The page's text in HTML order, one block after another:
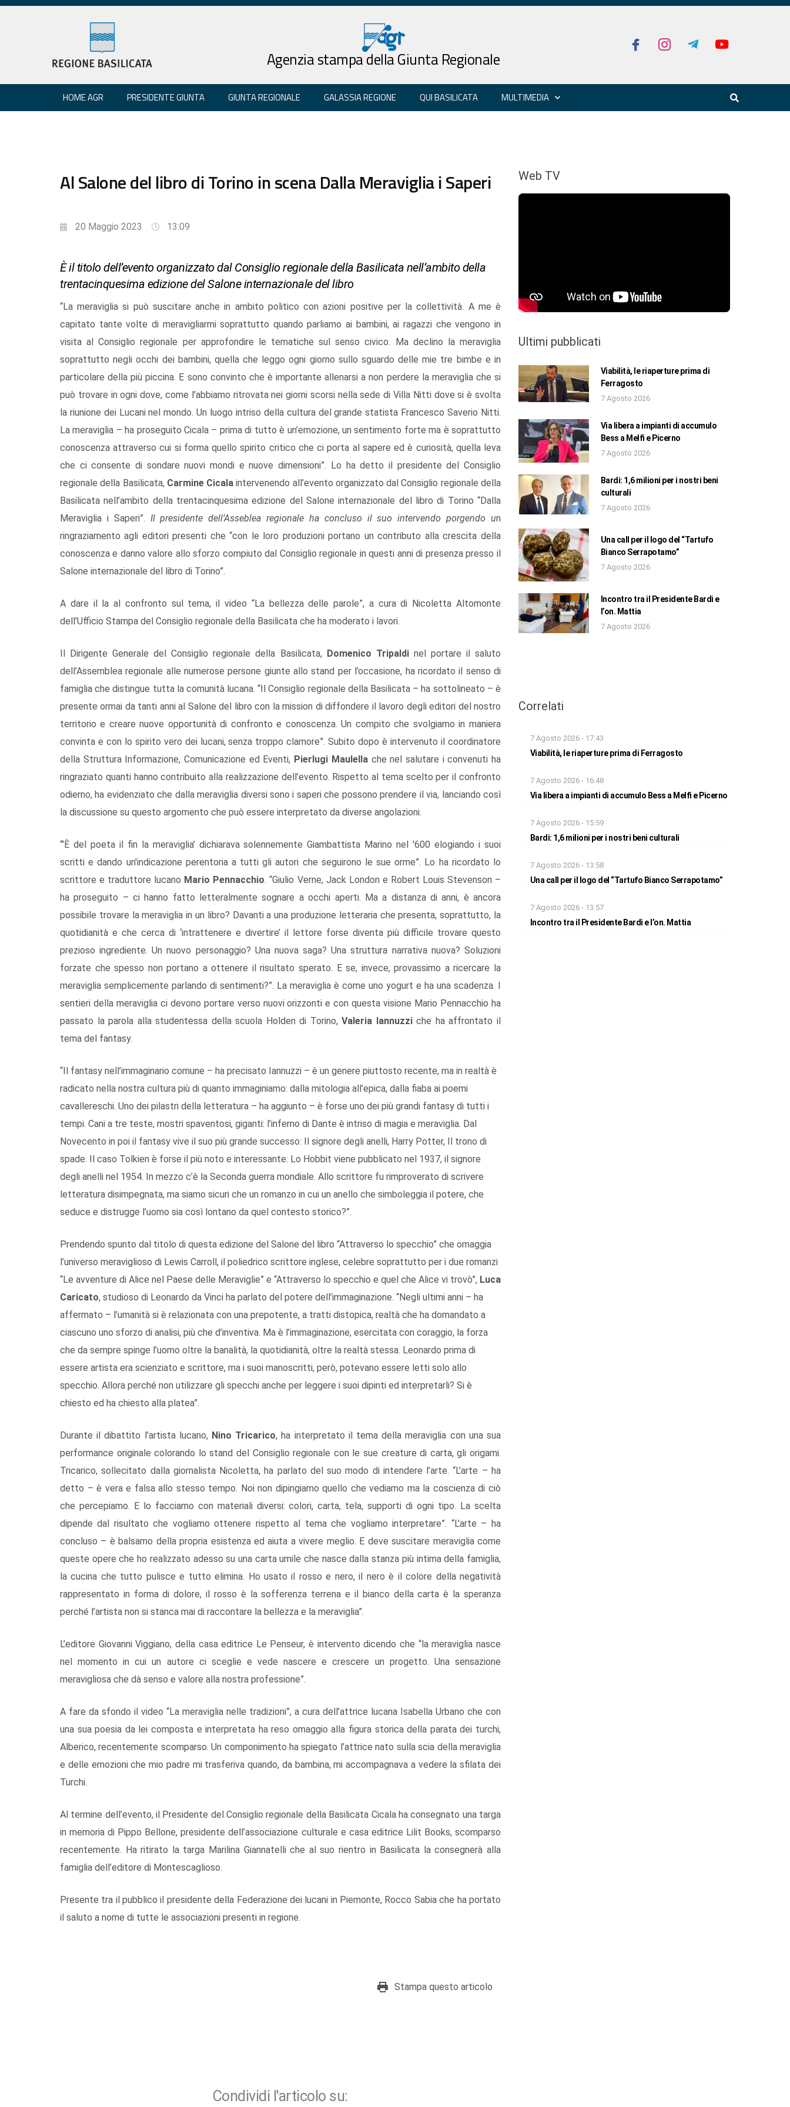
Agenzia stampa della Giunta Regionale
HOME AGR PRESIDENTE GIUNTA GIUNTA REGIONALE GALASSIA REGIONE QUI BASILICATA MULTIMEDIA
Al Salone del libro di Torino in scena Dalla Meraviglia i Saperi
20 Maggio 2023 13:09
È il titolo dell’evento organizzato dal Consiglio regionale della Basilicata nell’ambito della
trentacinquesima edizione del Salone internazionale del libro
“La meraviglia si può suscitare anche in ambito politico con azioni positive per la collettività. A me è
capitato tante volte di meravigliarmi soprattutto quando parliamo ai bambini, ai ragazzi che vengono in
visita al Consiglio regionale per approfondire le tematiche sul senso civico. Ma declino la meraviglia
soprattutto negli occhi dei bambini, quella che leggo ogni giorno sullo sguardo delle mie tre bimbe e in
particolare della più piccina. E sono convinto che è importante allenarsi a non perdere la meraviglia che si
può trovare in ogni dove, come l’abbiamo ritrovata nei giorni scorsi nella sede di Villa Nitti dove si è svolta
la riunione dei Lucani nel mondo. Un luogo intriso della cultura del grande statista Francesco Saverio Nitti.
La meraviglia – ha proseguito Cicala – prima di tutto è un’emozione, un sentimento forte ma è soprattutto
conoscenza attraverso cui si forma quello spirito critico che ci porta al sapere ed è curiosità, quella leva
che ci consente di sondare nuovi mondi e nuove dimensioni”. Lo ha detto il presidente del Consiglio
regionale della Basilicata, Carmine Cicala intervenendo all’evento organizzato dal Consiglio regionale della
Basilicata nell’ambito della trentacinquesima edizione del Salone internazionale del libro di Torino “Dalla
Meraviglia i Saperi”. Il presidente dell’Asseblea regionale ha concluso il suo intervendo porgendo un
ringraziamento agli editori presenti che “con le loro produzioni portano un contributo alla crescita della
conoscenza e danno valore allo sforzo compiuto dal Consiglio regionale in questi anni di presenza presso il
Salone internazionale del libro di Torino”.
A dare il la al confronto sul tema, il video “La bellezza delle parole”, a cura di Nicoletta Altomonte
dell’Ufficio Stampa del Consiglio regionale della Basilicata che ha moderato i lavori.
Il Dirigente Generale del Consiglio regionale della Basilicata,Domenico Tripaldinel portare il saluto
dell’Assemblea regionale alle numerose persone giunte allo stand per l’occasione, ha ricordato il senso di
famiglia che distingue tutta la comunità lucana. “Il Consiglio regionale della Basilicata – ha sottolineato – è
presente ormai da tanti anni al Salone del libro con la mission di diffondere il lavoro degli editori del nostro
territorio e creare nuove opportunità di confronto e conoscenza. Un compito che svolgiamo in maniera
convinta e con lo spirito vero dei lucani, senza troppo clamore”. Subito dopo è intervenuto il coordinatore
della Struttura Informazione, Comunicazione ed Eventi, Pierlugi Maulellache nel salutare i convenuti ha
ringraziato quanti hanno contribuito alla realizzazione dell’evento. Rispetto al tema scelto per il confronto
odierno, ha evidenziato che dalla meraviglia diversi sono i saperi che possono prendere il via, lanciando così
la discussione su questo argomento che può essere interpretato da diverse angolazioni.
“’È del poeta il fin la meraviglia’ dichiarava solennemente Giambattista Marino nel '600 elogiando i suoi
scritti e dando un'indicazione perentoria a tutti gli autori che seguirono le sue orme”. Lo ha ricordato lo
scrittore e traduttore lucano Mario Pennacchio. “Giulio Verne, Jack London e Robert Louis Stevenson –
ha proseguito – ci hanno fatto letteralmente sognare a occhi aperti. Ma a distanza di anni, è ancora
possibile trovare la meraviglia in un libro? Davanti a una produzione letteraria che presenta, soprattutto, la
quotidianità e che cerca di ‘intrattenere e divertire’ il lettore forse diventa più difficile trovare questo
prezioso ingrediente. Un nuovo personaggio? Una nuova saga? Una struttura narrativa nuova? Soluzioni
forzate che spesso non portano a ottenere il risultato sperato. E se, invece, provassimo a ricercare la
meraviglia semplicemente parlando di sentimenti?”. La meraviglia è come uno yogurt e ha una scadenza. I
sentieri della meraviglia ci devono portare verso nuovi orizzonti e con questa visione Mario Pennacchio ha
passato la parola alla studentessa della scuola Holden di Torino,Valeria Iannuzziche ha affrontato il
tema del fantasy.
“Il fantasy nell’immaginario comune – ha precisato Iannuzzi – è un genere piuttosto recente, ma in realtà è
radicato nella nostra cultura più di quanto immaginiamo: dalla mitologia all’epica, dalla fiaba ai poemi
cavallereschi. Uno dei pilastri della letteratura – ha aggiunto – è forse uno dei più grandi fantasy di tutti i
tempi. Cani a tre teste, mostri spaventosi, giganti: l’inferno di Dante è intriso di magia e meraviglia. Dal
Novecento in poi il fantasy vive il suo più grande successo: Il signore degli anelli, Harry Potter, Il trono di
spade. Il caso Tolkien è forse il più noto e interessante: Lo Hobbit viene pubblicato nel 1937, il signore
degli anelli nel 1954. In mezzo c’è la Seconda guerra mondiale. Allo scrittore fu rimproverato di scrivere
letteratura disimpegnata, ma siamo sicuri che un romanzo in cui un anello che simboleggia il potere, che
seduce e distrugge l’uomo sia così lontano da quel contesto storico?”.
Prendendo spunto dal titolo di questa edizione del Salone del libro “Attraverso lo specchio” che omaggia
l’universo meraviglioso di Lewis Carroll, il poliedrico scrittore inglese, celebre soprattutto per i due romanzi
“Le avventure di Alice nel Paese delle Meraviglie” e “Attraverso lo specchio e quel che Alice vi trovò”, Luca
Caricato, studioso di Leonardo da Vinci ha parlato del potere dell’immaginazione. “Negli ultimi anni – ha
affermato – l’umanità si è relazionata con una prepotente, a tratti distopica, realtà che ha domandato a
ciascuno uno sforzo di analisi, più che d’inventiva. Ma è l’immaginazione, esercitata con coraggio, la forza
che da sempre spinge l’uomo oltre la banalità, la quotidianità, oltre la realtà stessa. Leonardo prima di
essere artista era scienziato e scrittore, ma i suoi manoscritti, però, potevano essere letti solo allo
specchio. Allora perché non utilizzare gli specchi anche per leggere i suoi dipinti ed interpretarli? Si è
chiesto ed ha chiesto alla platea”.
Durante il dibattito l’artista lucano, Nino Tricarico, ha interpretato il tema della meraviglia con una sua
performance originale colorando lo stand del Consiglio regionale con le sue creature di carta, gli origami.
Tricarico, sollecitato dalla giornalista Nicoletta, ha parlato del suo modo di intendere l’arte. “L’arte – ha
detto – è vera e falsa allo stesso tempo. Noi non dipingiamo quello che vediamo ma la coscienza di ciò
che percepiamo. E lo facciamo con materiali diversi: colori, carta, tela, supporti di ogni tipo. La scelta
dipende dal risultato che vogliamo ottenere rispetto al tema che vogliamo interpretare”. “L’arte – ha
concluso – è balsamo della propria esistenza ed aiuta a vivere meglio. E deve suscitare meraviglia come
queste opere che ho realizzato adesso su una carta umile che nasce dalla stanza più intima della famiglia,
la cucina che tutto pulisce e tutto elimina. Ho usato il rosso e nero, il nero è il colore della negatività
rappresentato in forma di dolore, il rosso è la sofferenza terrena e il bianco della carta è la speranza
perché l’artista non si stanca mai di raccontare la bellezza e la meraviglia”.
L’editore Giovanni Viggiano, della casa editrice Le Penseur, è intervento dicendo che “la meraviglia nasce
nel momento in cui un autore ci sceglie e vede nascere e crescere un progetto. Una sensazione
meravigliosa che dà senso e valore alla nostra professione”.
A fare da sfondo il video “La meraviglia nelle tradizioni”, a cura dell’attrice lucana Isabella Urbano che con
una sua poesia da lei composta e interpretata ha reso omaggio alla figura storica della parata dei turchi,
Alberico, recentemente scomparso. Un componimento ha spiegato l’attrice nato sulla scia della meraviglia
e delle emozioni che mio padre mi trasferiva quando, da bambina, mi accompagnava a vedere la sfilata dei
Turchi.
Al termine dell’evento, il Presidente del Consiglio regionale della Basilicata Cicala ha consegnato una targa
in memoria di Pippo Bellone, presidente dell’associazione culturale e casa editrice Lilit Books, scomparso
recentemente. Ha ritirato la targa Marilina Giannatelli che al suo rientro in Basilicata la consegnerà alla
famiglia dell’editore di Montescaglioso.
Presente tra il pubblico il presidente della Federazione dei lucani in Piemonte, Rocco Sabia che ha portato
il saluto a nome di tutte le associazioni presenti in regione.
Stampa questo articolo
Condividi l'articolo su:
Web TV
Ultimi pubblicati
Viabilità, le riaperture prima di
Ferragosto
7 Agosto 2026
Via libera a impianti di accumulo
Bess a Melfi e Picerno
7 Agosto 2026
Bardi: 1,6 milioni per i nostri beni
culturali
7 Agosto 2026
Una call per il logo del “Tartufo
Bianco Serrapotamo”
7 Agosto 2026
Incontro tra il Presidente Bardi e
l’on. Mattia
7 Agosto 2026
Correlati
7 Agosto 2026 - 17:43
Viabilità, le riaperture prima di Ferragosto
7 Agosto 2026 - 16:48
Via libera a impianti di accumulo Bess a Melfi e Picerno
7 Agosto 2026 - 15:59
Bardi: 1,6 milioni per i nostri beni culturali
7 Agosto 2026 - 13:58
Una call per il logo del “Tartufo Bianco Serrapotamo”
7 Agosto 2026 - 13:57
Incontro tra il Presidente Bardi e l’on. Mattia